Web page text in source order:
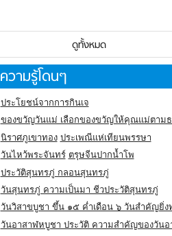
ดูทั้งหมด
ความรู้โดนๆ
ประโยชน์จากการกินเจ
ของขวัญวันแม่ เลือกของขวัญให้คุณแม่ตามธา
นิราศภูเขาทอง ประเพณีแห่เทียนพรรษา
วันไหว้พระจันทร์ ตรุษจีนปากน้ำโพ
ประวัติสุนทรภู่ กลอนสุนทรภู่
วันสุนทรภู่ ความเป็นมา ชีวประวัติสุนทรภู่
วันวิสาขบูชา ขึ้น ๑๕ ค่ำเดือน ๖ วันสำคัญยิ่ง
วันอาสาฬหบูชา ประวัติ ความสําคัญของวันอ